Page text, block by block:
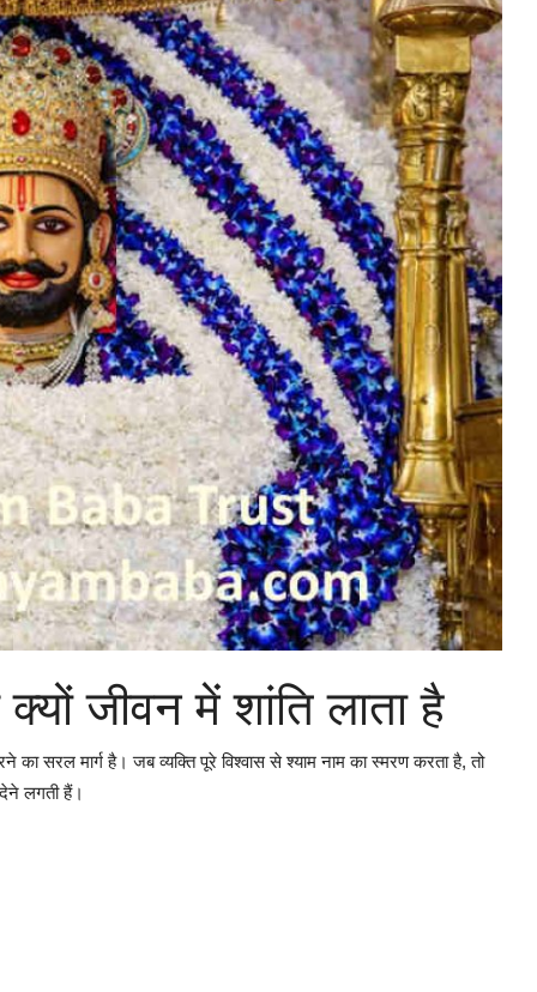
जीवन में शांति लाता है
का सरल मार्ग है। जब व्यक्ति पूरे विश्वास से श्याम नाम का स्मरण करता है, तो
लगती हैं।